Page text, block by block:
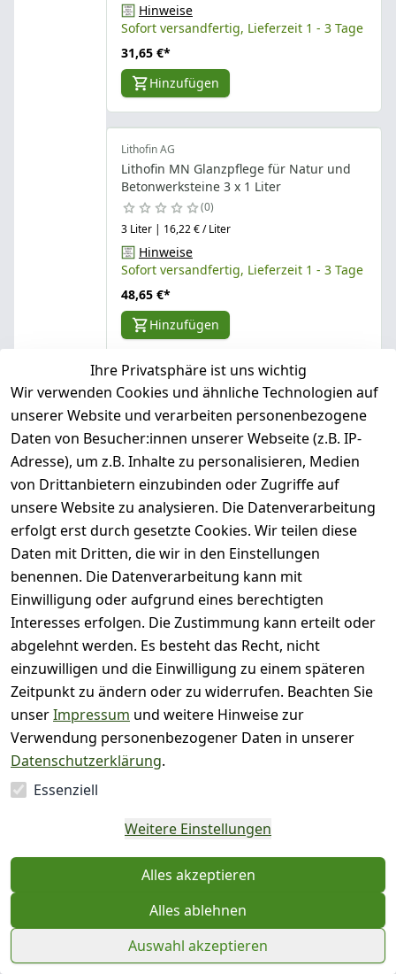
Hinweise
Sofort versandfertig, Lieferzeit 1 - 3 Tage
31,65 €*
Hinzufügen
Lithofin AG
Lithofin MN Glanzpflege für Natur und
Betonwerksteine 3 x 1 Liter
0
3 Liter | 16,22 € / Liter
Hinweise
Sofort versandfertig, Lieferzeit 1 - 3 Tage
48,65 €*
Hinzufügen
Lithofin AG
Lithofin MN Glanzsiegel 5 Liter
5 Liter | 13,20 € / Liter
Hinweise
Sofort versandfertig, Lieferzeit 1 - 3 Tage
65,99 €*
Hinzufügen
Lithofin AG
Lithofin MN Glanzsiegel für Natur- und
Betonwerkstein 1 L
0
1 Liter | 16,95 € / Liter
Hinweise
Sofort versandfertig, Lieferzeit 1 - 3 Tage
16,95 €
Lithofin AG
Lithofin MN Grundreiniger für
0
Hinweise
Ihre Privatsphäre ist uns wichtig
Wir verwenden Cookies und ähnliche Technologien auf
unserer Website und verarbeiten personenbezogene
Daten von Besucher:innen unserer Webseite (z.B. IP-
Adresse), um z.B. Inhalte zu personalisieren, Medien
von Drittanbietern einzubinden oder Zugriffe auf
unsere Website zu analysieren. Die Datenverarbeitung
erfolgt erst durch gesetzte Cookies. Wir teilen diese
Daten mit Dritten, die wir in den Einstellungen
benennen. Die Datenverarbeitung kann mit
Einwilligung oder aufgrund eines berechtigten
Interesses erfolgen. Die Zustimmung kann erteilt oder
abgelehnt werden. Es besteht das Recht, nicht
einzuwilligen und die Einwilligung zu einem späteren
Zeitpunkt zu ändern oder zu widerrufen. Beachten Sie
unserImpressum und weitere Hinweise zur
Verwendung personenbezogener Daten in unserer
Datenschutzerklärung.
Essenziell
Weitere Einstellungen
Alles akzeptieren
Alles ablehnen
Auswahl akzeptieren